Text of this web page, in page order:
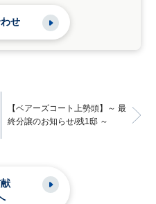
せ
【ベアーズコート上勢頭】～ 最
終分譲のお知らせ/残1邸 ～